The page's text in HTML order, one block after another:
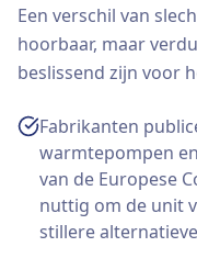
Een verschil van
hoorbaar, maar
beslissend zijn voor
Fabrikanten
warmtepompen
van de Europese
nuttig om de unit
stillere